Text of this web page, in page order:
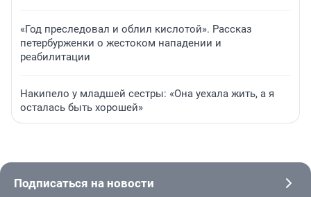
«Год преследовал и облил кислотой». Рассказ
петербурженки о жестоком нападении и
реабилитации
Накипело у младшей сестры: «Она уехала жить, а я
осталась быть хорошей»
Подписаться на новости